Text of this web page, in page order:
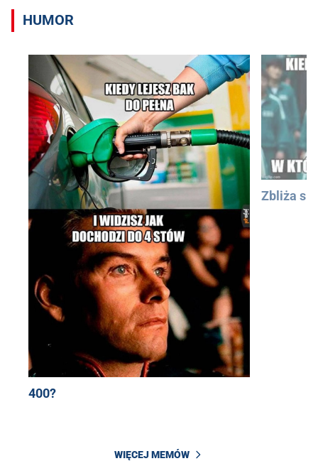
HUMOR
400?
Zbliża się
WIĘCEJ MEMÓW